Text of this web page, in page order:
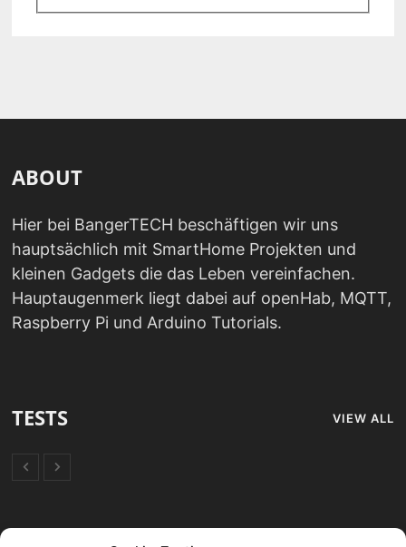
ABOUT
Hier bei BangerTECH beschäftigen wir uns
hauptsächlich mit SmartHome Projekten und
kleinen Gadgets die das Leben vereinfachen.
Hauptaugenmerk liegt dabei auf openHab, MQTT,
Raspberry Pi und Arduino Tutorials.
TESTS VIEW ALL